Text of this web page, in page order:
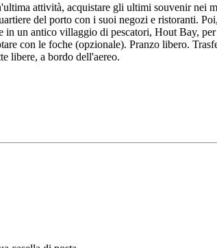
attività, acquistare gli ultimi souvenir nei
del porto con i suoi negozi e ristoranti.
in un antico villaggio di pescatori, Hout Bay,
con le foche (opzionale). Pranzo libero.
libere, a bordo dell'aereo.